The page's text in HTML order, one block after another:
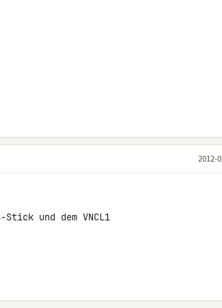
2012-
und dem VNCL1